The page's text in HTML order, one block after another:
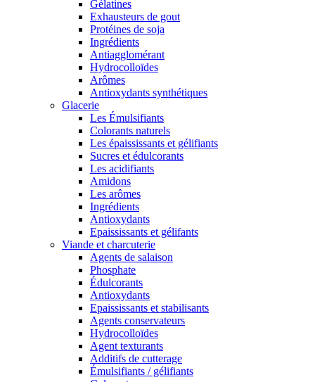
Gélatines
Exhausteurs de gout
Protéines de soja
Ingrédients
Antiagglomérant
Hydrocolloïdes
Arômes
Antioxydants synthétiques
Glacerie
Les Émulsifiants
Colorants naturels
Les épaississants et gélifiants
Sucres et édulcorants
Les acidifiants
Amidons
Les arômes
Ingrédients
Antioxydants
Epaississants et gélifants
Viande et charcuterie
Agents de salaison
Phosphate
Édulcorants
Antioxydants
Epaississants et stabilisants
Agents conservateurs
Hydrocolloïdes
Agent texturants
Additifs de cutterage
Émulsifiants / gélifiants